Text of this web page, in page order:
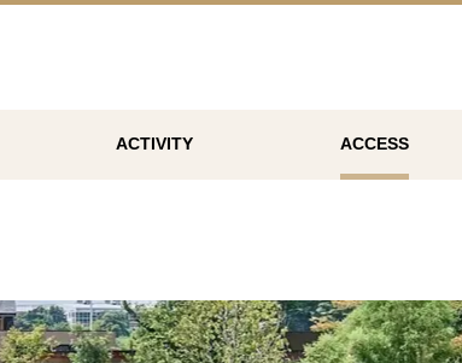
ACTIVITY ACCESS